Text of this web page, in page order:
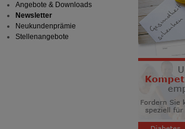
Angebote & Downloads
Newsletter
Neukundenprämie
Stellenangebote